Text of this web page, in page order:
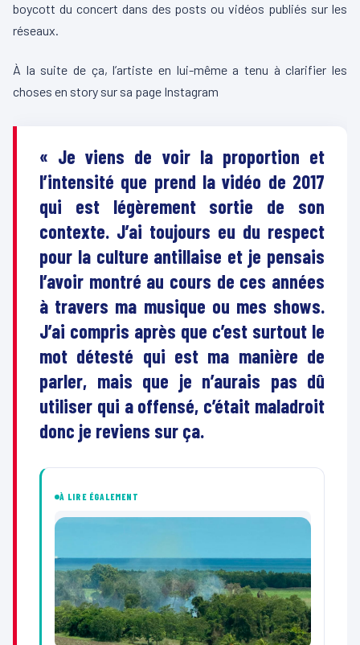
boycott du concert dans des posts ou vidéos publiés sur les
réseaux.
À la suite de ça, l’artiste en lui-même a tenu à clarifier les
choses en story sur sa page Instagram
« Je viens de voir la proportion et
l’intensité que prend la vidéo de 2017
qui est légèrement sortie de son
contexte. J’ai toujours eu du respect
pour la culture antillaise et je pensais
l’avoir montré au cours de ces années
à travers ma musique ou mes shows.
J’ai compris après que c’est surtout le
mot détesté qui est ma manière de
parler, mais que je n’aurais pas dû
utiliser qui a offensé, c’était maladroit
donc je reviens sur ça.
À LIRE ÉGALEMENT